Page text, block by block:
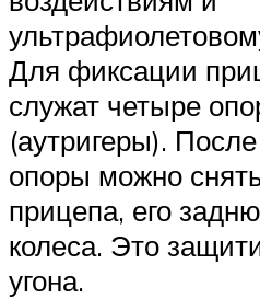
Для фиксации
служат четыре
(аутригеры).
опоры можно
прицепа, его
колеса. Это
угона.